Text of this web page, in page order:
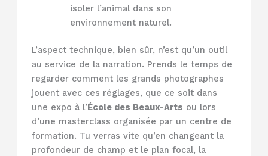
isoler l’animal dans son
environnement naturel.
L’aspect technique, bien sûr, n’est qu’un outil
au service de la narration. Prends le temps de
regarder comment les grands photographes
jouent avec ces réglages, que ce soit dans
une expo à l’École des Beaux-Arts ou lors
d’une masterclass organisée par un centre de
formation. Tu verras vite qu’en changeant la
profondeur de champ et le plan focal, la